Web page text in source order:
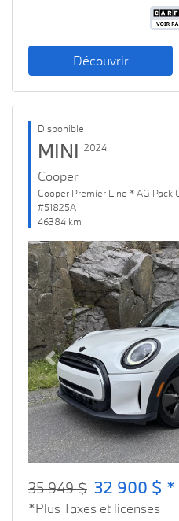
Découvrir
Disponible
MINI 2024
Cooper
Cooper Premier Line * AG Pack
#51825A
46384 km
Previous
35 949 $ 32 900 $ *
*Plus Taxes et licenses